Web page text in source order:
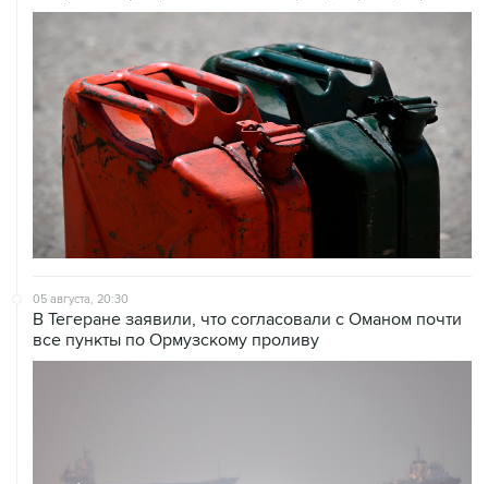
05 августа, 20:30
В Тегеране заявили, что согласовали с Оманом почти
все пункты по Ормузскому проливу